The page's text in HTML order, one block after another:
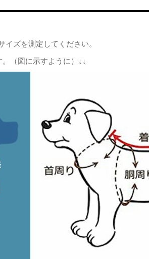
ズを測定してください。
（図に示すように）↓↓